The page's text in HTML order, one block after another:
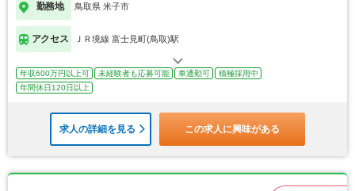
勤務地 鳥取県 米子市
アクセス ＪＲ境線 富士見町(鳥取)駅
年収600万円以上可 未経験者も応募可能 車通勤可
積極採用中
年間休日120日以上
求人の詳細を見る この求人に興味がある